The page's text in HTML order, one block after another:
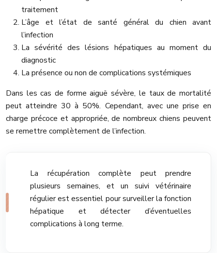
traitement
L’âge et l’état de santé général du chien avant
l’infection
La sévérité des lésions hépatiques au moment du
diagnostic
La présence ou non de complications systémiques
Dans les cas de forme aiguë sévère, le taux de mortalité
peut atteindre 30 à 50%. Cependant, avec une prise en
charge précoce et appropriée, de nombreux chiens peuvent
se remettre complètement de l’infection.
La récupération complète peut prendre
plusieurs semaines, et un suivi vétérinaire
régulier est essentiel pour surveiller la fonction
hépatique et détecter d’éventuelles
complications à long terme.